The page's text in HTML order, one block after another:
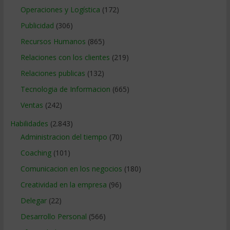
Operaciones y Logística (172)
Publicidad (306)
Recursos Humanos (865)
Relaciones con los clientes (219)
Relaciones publicas (132)
Tecnologia de Informacion (665)
Ventas (242)
Habilidades (2.843)
Administracion del tiempo (70)
Coaching(101)
Comunicacion en los negocios (180)
Creatividad en la empresa (96)
Delegar(22)
Desarrollo Personal (566)